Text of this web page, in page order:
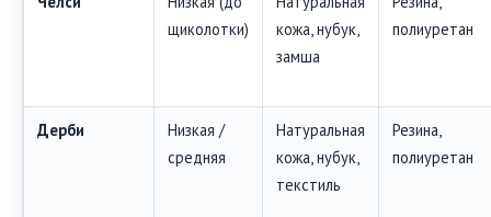
щиколотки)
кожа, нубук,
замша
полиуретан
Дерби
Низкая /
средняя
Натуральная
кожа, нубук,
текстиль
Резина,
полиуретан